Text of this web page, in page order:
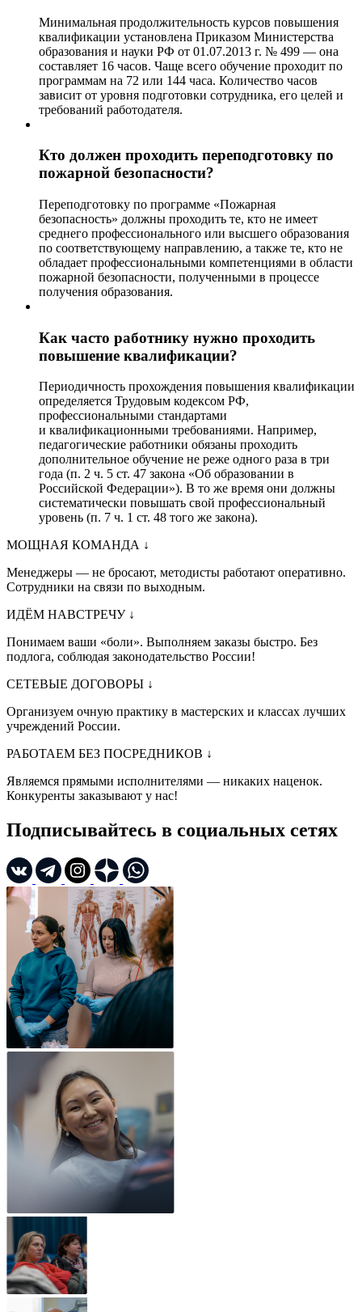
Минимальная продолжительность курсов повышения
квалификации установлена Приказом Министерства
образования и науки РФ от 01.07.2013 г. № 499 — она
составляет 16 часов. Чаще всего обучение проходит по
программам на 72 или 144 часа. Количество часов
зависит от уровня подготовки сотрудника, его целей и
требований работодателя.
Кто должен проходить переподготовку по
пожарной безопасности?
Переподготовку по программе «Пожарная
безопасность» должны проходить те, кто не имеет
среднего профессионального или высшего образования
по соответствующему направлению, а также те, кто не
обладает профессиональными компетенциями в области
пожарной безопасности, полученными в процессе
получения образования.
Как часто работнику нужно проходить
повышение квалификации?
Периодичность прохождения повышения квалификации
определяется Трудовым кодексом РФ,
профессиональными стандартами
и квалификационными требованиями. Например,
педагогические работники обязаны проходить
дополнительное обучение не реже одного раза в три
года (п. 2 ч. 5 ст. 47 закона «Об образовании в
Российской Федерации»). В то же время они должны
систематически повышать свой профессиональный
уровень (п. 7 ч. 1 ст. 48 того же закона).
МОЩНАЯ КОМАНДА ↓
Менеджеры — не бросают, методисты работают оперативно.
Сотрудники на связи по выходным.
ИДЁМ НАВСТРЕЧУ ↓
Понимаем ваши «боли». Выполняем заказы быстро. Без
подлога, соблюдая законодательство России!
СЕТЕВЫЕ ДОГОВОРЫ ↓
Организуем очную практику в мастерских и классах лучших
учреждений России.
РАБОТАЕМ БЕЗ ПОСРЕДНИКОВ ↓
Являемся прямыми исполнителями — никаких наценок.
Конкуренты заказывают у нас!
Подписывайтесь в социальных сетях